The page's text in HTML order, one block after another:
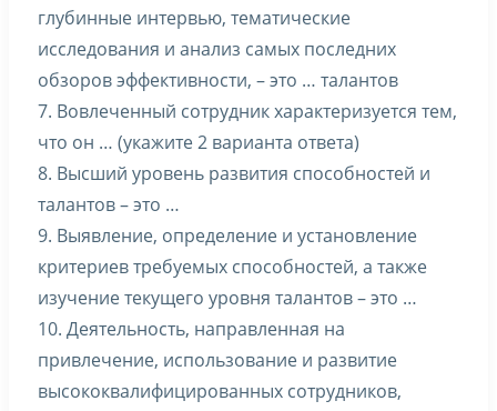
глубинные интервью, тематические
исследования и анализ самых последних
обзоров эффективности, – это … талантов
7. Вовлеченный сотрудник характеризуется тем,
что он … (укажите 2 варианта ответа)
8. Высший уровень развития способностей и
талантов – это …
9. Выявление, определение и установление
критериев требуемых способностей, а также
изучение текущего уровня талантов – это …
10. Деятельность, направленная на
привлечение, использование и развитие
высококвалифицированных сотрудников,